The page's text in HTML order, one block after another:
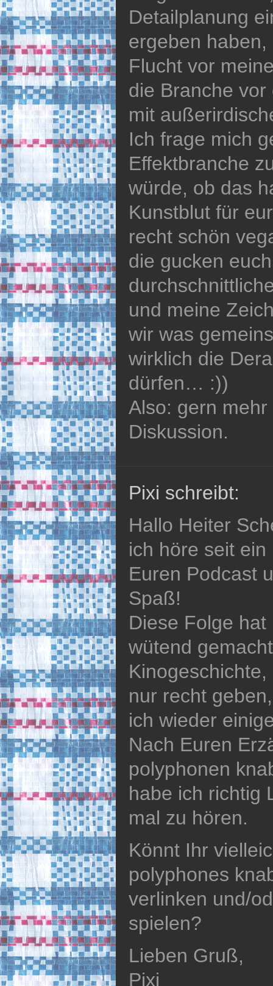
Detailplanung
ergeben
Flucht vor
die Branche
mit
Ich frage mich
Effektbranche
würde, ob das
Kunstblut für
recht schön
die gucken
und meine
wir was
wirklich die
dürfen… :))
Also: gern
Diskussion.
Pixi schreibt:
Hallo Heiter
ich höre seit
Euren Podcast
Spaß!
Diese Folge
wütend
nur recht
ich wieder
Nach Euren
polyphonen
habe ich richtig
mal zu hören.
Könnt Ihr
polyphones
verlinken und/
spielen?
Lieben Gruß,
Pixi